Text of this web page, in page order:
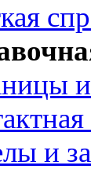
и